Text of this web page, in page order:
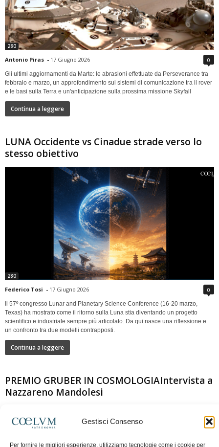
Gestisci Consenso
Per fornire le migliori esperienze, utilizziamo tecnologie come i cookie per
280
Antonio Piras - 17 Giugno 2026 0
Gli ultimi aggiornamenti da Marte: le abrasioni effettuate da Perseverance tra
febbraio e marzo, un approfondimento sui sistemi di comunicazione tra il rover
e le basi sulla Terra e un'anticipazione sulla prossima missione Skyfall
Continua a leggere
LUNA Occidente vs Cinadue strade verso lo
stesso obiettivo
280
Federico Tosi - 17 Giugno 2026 0
Il 57º congresso Lunar and Planetary Science Conference (16-20 marzo,
Texas) ha mostrato come il ritorno sulla Luna stia diventando un progetto
scientifico e industriale sempre più articolato. Da qui nasce una riflessione e
un confronto tra due modelli contrapposti.
Continua a leggere
PREMIO GRUBER IN COSMOLOGIAIntervista a
Nazzareno Mandolesi